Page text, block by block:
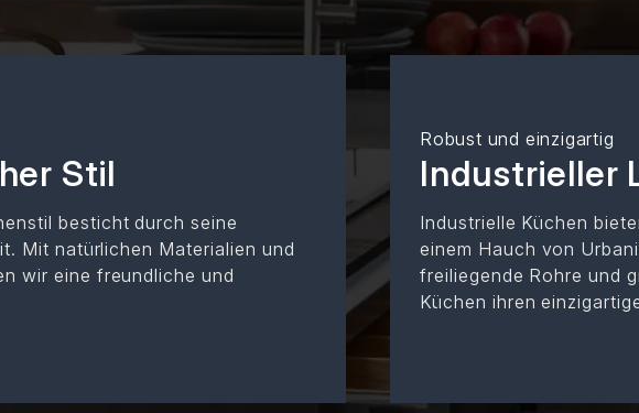
Stil
besticht durch seine
Mit natürlichen Materialien und
wir eine freundliche und
Robust und einzigartig
Industrieller
Industrielle Küchen
einem Hauch von
freiliegende Rohre und
Küchen ihren